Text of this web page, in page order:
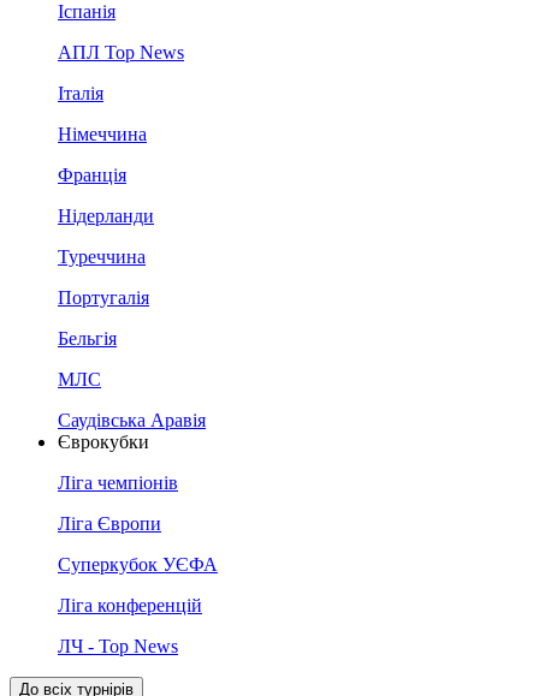
Іспанія
АПЛ Top News
Італія
Німеччина
Франція
Нідерланди
Туреччина
Португалія
Бельгія
МЛС
Саудівська Аравія
Єврокубки
Ліга чемпіонів
Ліга Європи
Суперкубок УЄФА
Ліга конференцій
ЛЧ - Top News
До всіх турнірів